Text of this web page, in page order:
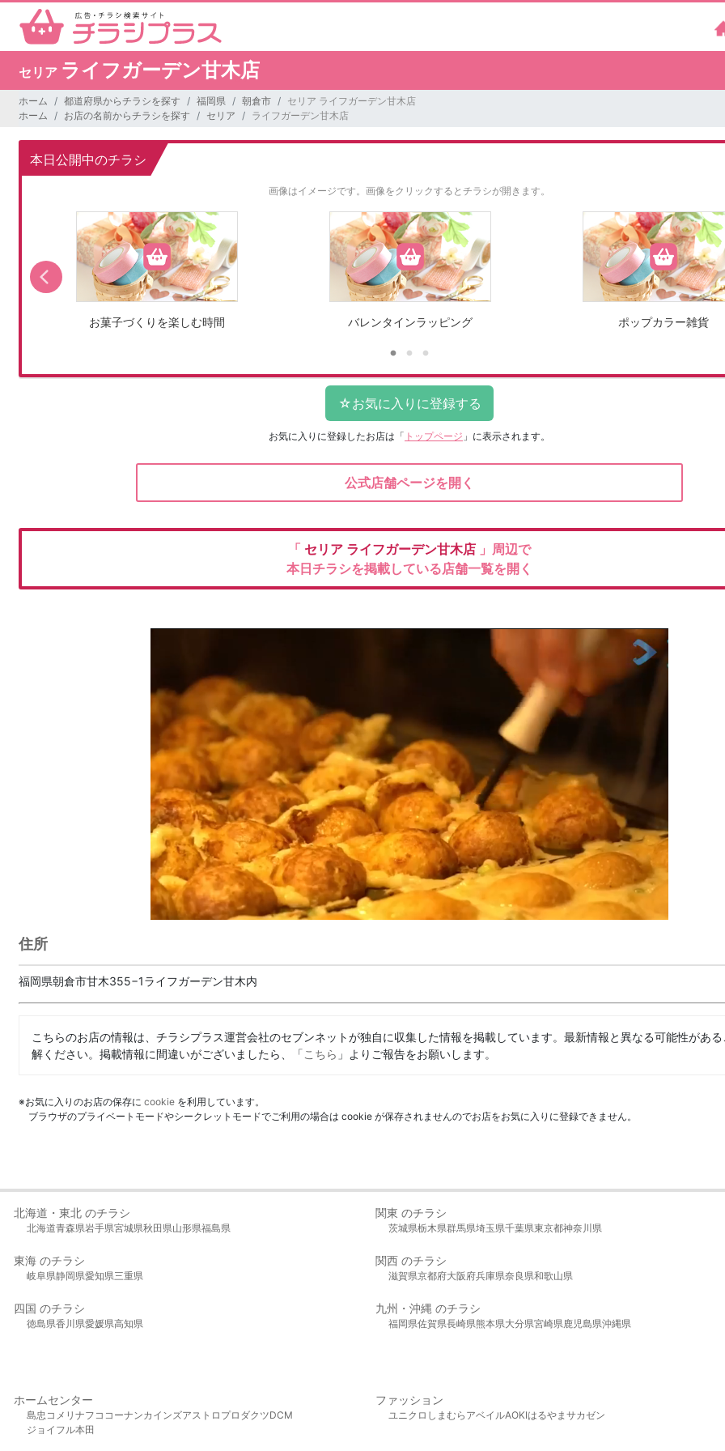
セリア ライフガーデン甘木店
ホーム 都道府県からチラシを探す 福岡県 朝倉市
セリア ライフガーデン甘木店
ホーム
お店の名前からチラシを探す セリア ライフガーデン甘木店
本日公開中のチラシ
画像はイメージです。 画像をクリックするとチラシが開きます。
お菓子づくりを楽しむ時間 バレンタインラッピング ポップカラー雑貨
お気に入りに登録したお店は 「 トップページ 」に表示されます。
公式店舗ページを開く
「 セリア ライフガーデン甘木店 」周辺で
本日チラシを掲載している店舗一覧を開く
住所
福岡県朝倉市甘木355−1ライフガーデン甘木内
こちらのお店の情報は、チラシプラス運営会社のセブンネットが独自に収集した情報を掲載しています。最新情報と異なる可能性があ
解ください。掲載情報に間違いがございましたら、「こちら 」よりご報告をお願いします。
※お気に入りのお店の保存に cookie を利用しています。
ブラウザのプライベートモードやシークレットモードでご利用の場合は cookie が保存されませんのでお店をお気に入りに登録できません。
北海道・東北 のチラシ
北海道青森県岩手県宮城県秋田県山形県福島県
関東 のチラシ
茨城県栃木県群馬県埼玉県千葉県東京都神奈川県
東海 のチラシ
岐阜県静岡県愛知県三重県
関西 のチラシ
滋賀県京都府大阪府兵庫県奈良県和歌山県
四国 のチラシ
徳島県香川県愛媛県高知県
九州・沖縄 のチラシ
福岡県佐賀県長崎県熊本県大分県宮崎県鹿児島県沖縄県
ホームセンター
島忠 コメリ ナフコ コーナンカインズアストロプロダクツDCM
ジョイフル本田
ファッション
ユニクロ しまむら アベイルAOKIはるやま サカゼン